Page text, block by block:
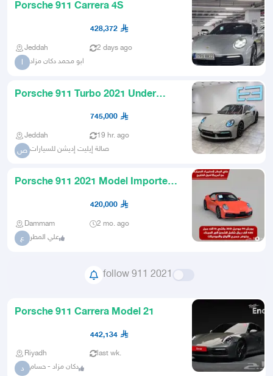
Porsche 911 Carrera 4S
428,372
Jeddah 2 days ago
ا ابو محمد دكان مزاد
Porsche 911 Turbo 2021 Under
745,000
Jeddah 19 hr. ago
ص صالة إيليت إديشن للسيارات
Porsche 911 2021 Model Imported
420,000
Dammam 2 mo. ago
ع علي المطر
follow 911 2021
Porsche 911 Carrera Model 21
442,134
Riyadh last wk.
د دكان مزاد - حسام